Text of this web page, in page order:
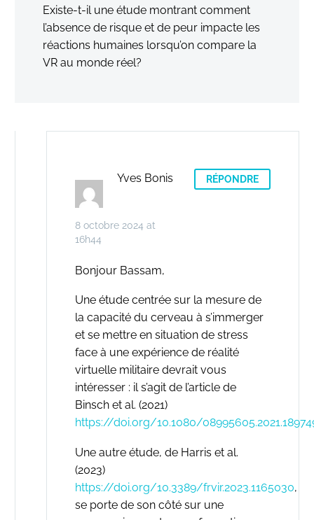
Existe-t-il une étude montrant comment
l’absence de risque et de peur impacte les
réactions humaines lorsqu’on compare la
VR au monde réel?
Yves Bonis
8 octobre 2024 at
16h44
RÉPONDRE
Bonjour Bassam,
Une étude centrée sur la mesure de
la capacité du cerveau à s’immerger
et se mettre en situation de stress
face à une expérience de réalité
virtuelle militaire devrait vous
intéresser : il s’agit de l’article de
Binsch et al. (2021)
https://doi.org/10.1080/
Une autre étude, de Harris et al.
(2023)
https://doi.org/10.3389/frvir.2023.1165030,
se porte de son côté sur une